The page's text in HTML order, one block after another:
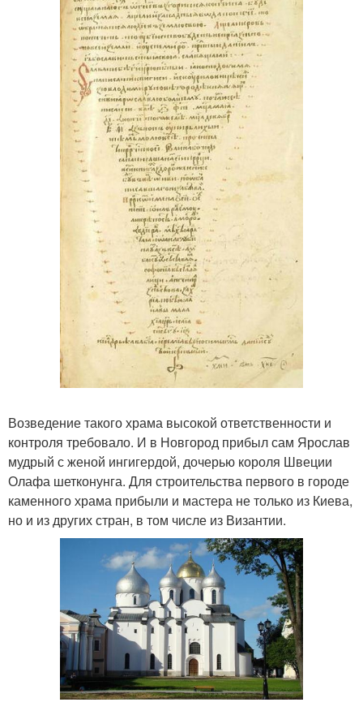
Возведение такого храма высокой ответственности и
контроля требовало. И в Новгород прибыл сам Ярослав
мудрый с женой ингигердой, дочерью короля Швеции
Олафа шетконунга. Для строительства первого в городе
каменного храма прибыли и мастера не только из Киева,
но и из других стран, в том числе из Византии.